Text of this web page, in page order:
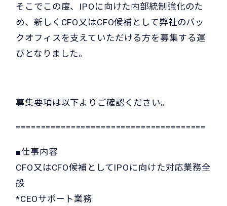
そこでこの度、IPOに向けた内部統制強化のた
め、新しくCFO又はCFO候補として弊社のバッ
クオフィスを支えていただける方を募集する運
びとなりました。
募集要項は以下よりご確認ください。
======================================
■仕事内容
CFO又はCFO候補としてIPOに向けた対応業務全
般
*CEOサポート業務